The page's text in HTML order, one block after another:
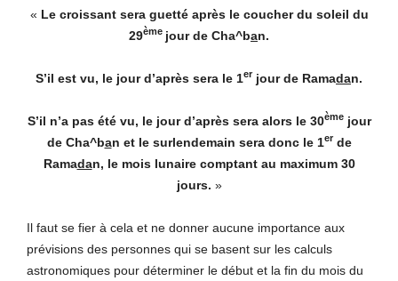
« Le croissant sera guetté après le coucher du soleil du
29ème jour de Cha^ban.
S’il est vu, le jour d’après sera le 1er jour de Ramadan.
S’il n’a pas été vu, le jour d’après sera alors le 30èmejour
de Cha^ban et le surlendemain sera donc le 1erde
Ramadan, le mois lunaire comptant au maximum 30
jours. »
Il faut se fier à cela et ne donner aucune importance aux
prévisions des personnes qui se basent sur les calculs
astronomiques pour déterminer le début et la fin du mois du